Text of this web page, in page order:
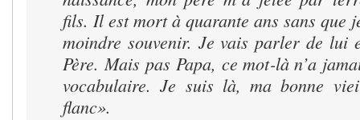
fils. Il est mort à quarante ans sans que
moindre souvenir. Je vais parler de lui
Père. Mais pas Papa, ce mot-là n’a
vocabulaire. Je suis là, ma bonne
flanc».